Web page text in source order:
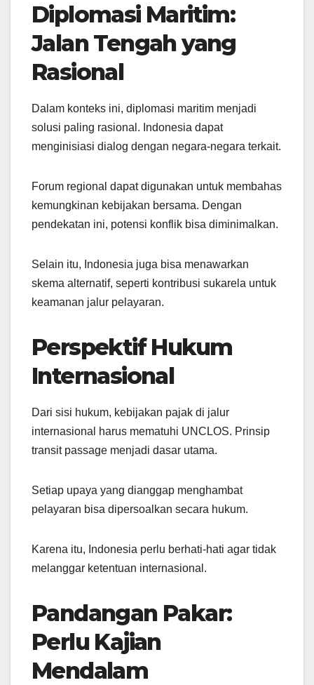
Diplomasi Maritim:
Jalan Tengah yang
Rasional
Dalam konteks ini, diplomasi maritim menjadi
solusi paling rasional. Indonesia dapat
menginisiasi dialog dengan negara-negara terkait.
Forum regional dapat digunakan untuk membahas
kemungkinan kebijakan bersama. Dengan
pendekatan ini, potensi konflik bisa diminimalkan.
Selain itu, Indonesia juga bisa menawarkan
skema alternatif, seperti kontribusi sukarela untuk
keamanan jalur pelayaran.
Perspektif Hukum
Internasional
Dari sisi hukum, kebijakan pajak di jalur
internasional harus mematuhi UNCLOS. Prinsip
transit passage menjadi dasar utama.
Setiap upaya yang dianggap menghambat
pelayaran bisa dipersoalkan secara hukum.
Karena itu, Indonesia perlu berhati-hati agar tidak
melanggar ketentuan internasional.
Pandangan Pakar:
Perlu Kajian
Mendalam